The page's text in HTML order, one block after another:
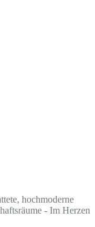
hochmoderne
- Im Herzen